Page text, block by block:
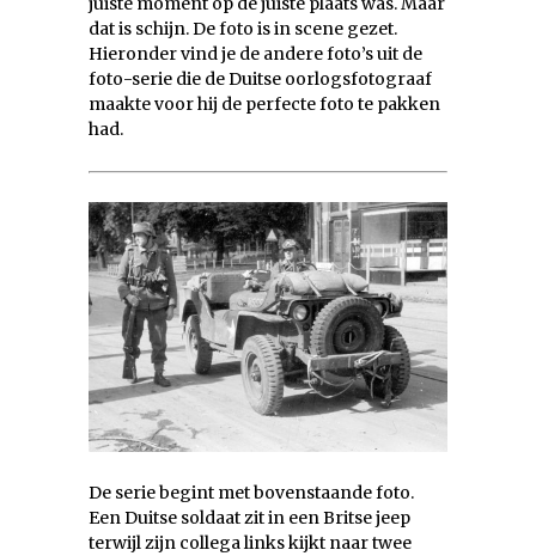
dat is schijn. De foto is in scene gezet.
Hieronder vind je de andere foto’s uit de
foto-serie die de Duitse oorlogsfotograaf
maakte voor hij de perfecte foto te pakken
had.
De serie begint met bovenstaande foto.
Een Duitse soldaat zit in een Britse jeep
terwijl zijn collega links kijkt naar twee